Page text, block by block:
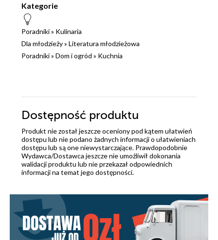
Kategorie
Poradniki» Kulinaria
Dla młodzieży» Literatura młodzieżowa
Poradniki» Dom i ogród » Kuchnia
Dostępność produktu
Produkt nie został jeszcze oceniony pod kątem ułatwień
dostępu lub nie podano żadnych informacji o ułatwieniach
dostępu lub są one niewystarczające. Prawdopodobnie
Wydawca/Dostawca jeszcze nie umożliwił dokonania
walidacji produktu lub nie przekazał odpowiednich
informacji na temat jego dostępności.